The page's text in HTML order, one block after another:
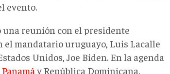
evento.
reunión con el presidente
mandatario uruguayo, Luis Lacalle
Unidos, Joe Biden. En la agenda
Panamá y República Dominicana.